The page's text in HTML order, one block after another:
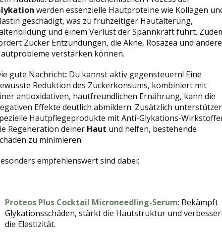
werden essenzielle Hautproteine wie Kollagen
geschädigt, was zu frühzeitiger Hautalterung,
und einem Verlust der Spannkraft führt.
Zucker Entzündungen, die Akne, Rosazea und andere
verstärken können.
gute Nachricht: Du kannst aktiv gegensteuern! Eine
Reduktion des Zuckerkonsums, kombiniert mit
antioxidativen, hautfreundlichen Ernährung, kann die
Effekte deutlich abmildern. Zusätzlich
Hautpflegeprodukte mit Anti-Glykations-
Regeneration deiner Haut und helfen, bestehende
zu minimieren.
empfehlenswert sind dabei:
Proteos Plus Cocktail Microneedling-Serum: Bekämpft
Glykationsschäden, stärkt die Hautstruktur und
die Elastizität.